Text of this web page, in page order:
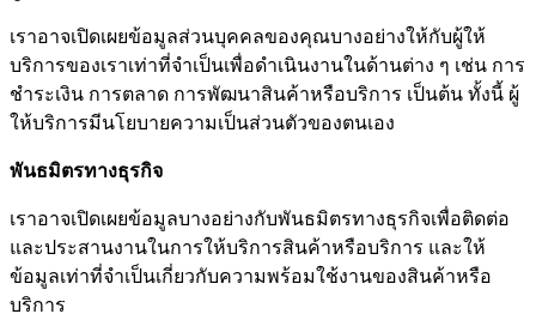
เราอาจเปิดเผยข้อมูลส่วนบุคคลของคุณบางอย่างให้กับผู้ให้
บริการของเราเท่าที่จำเป็นเพื่อดำเนินงานในด้านต่าง ๆ เช่น การ
ชำระเงิน การตลาด การพัฒนาสินค้าหรือบริการ เป็นต้น ทั้งนี้ ผู้
ให้บริการมีนโยบายความเป็นส่วนตัวของตนเอง
พันธมิตรทางธุรกิจ
เราอาจเปิดเผยข้อมูลบางอย่างกับพันธมิตรทางธุรกิจเพื่อติดต่อ
และประสานงานในการให้บริการสินค้าหรือบริการ และให้
ข้อมูลเท่าที่จำเป็นเกี่ยวกับความพร้อมใช้งานของสินค้าหรือ
บริการ